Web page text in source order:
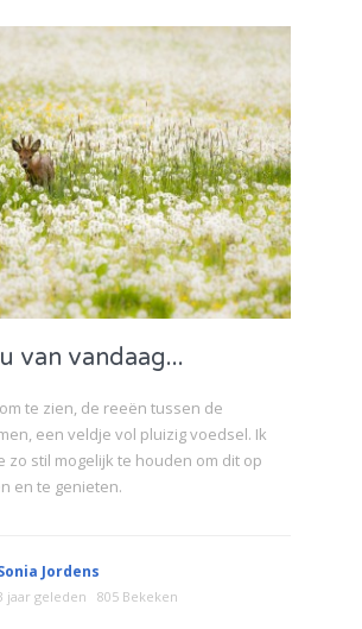
van vandaag...
te zien, de reeën tussen de
een veldje vol pluizig voedsel. Ik
zo stil mogelijk te houden om dit op
en te genieten.
Jordens
jaar geleden 805 Bekeken